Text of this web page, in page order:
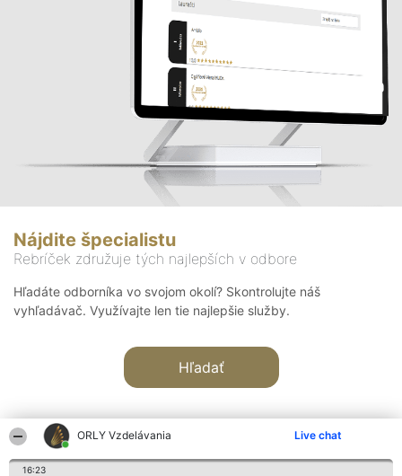
ORLY Vzdelávania Live chat
16:23
Nájdite špecialistu
Rebríček združuje tých najlepších v odbore
Hľadáte odborníka vo svojom okolí? Skontrolujte náš
vyhľadávač. Využívajte len tie najlepšie služby.
Hľadať